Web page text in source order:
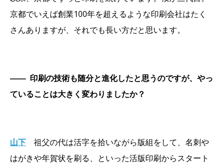
京都でいえば創業100年を超えるような印刷会社はたく
さんありますが、それでも長い方だと思います。
―― 印刷の技術も随分と進化したと思うのですが、やっ
ていることは大きく変わりましたか？
山下
祖父の代は活字を拾いながら版組をして、名刺や
はがきや年賀状を刷る、といった活版印刷からスタート